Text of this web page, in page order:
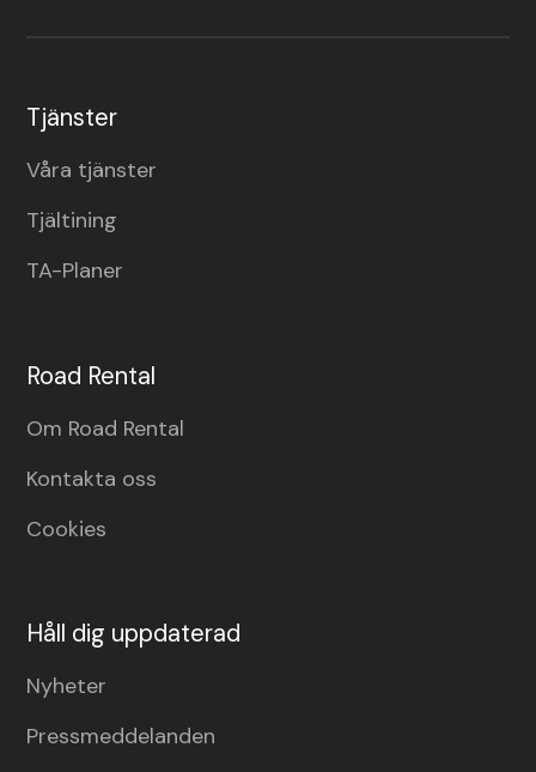
Tjänster
Våra tjänster
Tjältining
TA-Planer
Road Rental
Om Road Rental
Kontakta oss
Cookies
Håll dig uppdaterad
Nyheter
Pressmeddelanden